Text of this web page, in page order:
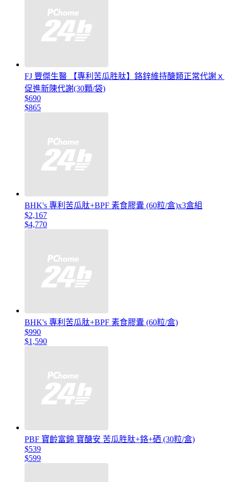
FJ 豐傑生醫 【專利苦瓜胜肽】鉻鋅維持醣類正常代謝ｘ
促進新陳代謝(30顆/袋)
$690
$865
BHK's 專利苦瓜肽+BPF 素食膠囊 (60粒/盒)x3盒組
$2,167
$4,770
BHK's 專利苦瓜肽+BPF 素食膠囊 (60粒/盒)
$990
$1,590
PBF 寶齡富錦 寶醣安 苦瓜胜肽+鉻+硒 (30粒/盒)
$539
$599